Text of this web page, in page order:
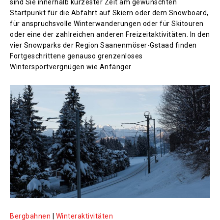
sind Sie innerhalb kürzester Zeit am gewünschten
Startpunkt für die Abfahrt auf Skiern oder dem Snowboard,
für anspruchsvolle Winterwanderungen oder für Skitouren
oder eine der zahlreichen anderen Freizeitaktivitäten. In den
vier Snowparks der Region Saanenmöser-Gstaad finden
Fortgeschrittene genauso grenzenloses
Wintersportvergnügen wie Anfänger.
Bergbahnen Winteraktivitäten